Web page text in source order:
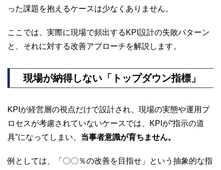
った課題を抱えるケースは少なくありません。
ここでは、実際に現場で頻出するKPI設計の失敗パターン
と、それに対する改善アプローチを解説します。
現場が納得しない「トップダウン指標」
KPIが経営層の視点だけで設計され、現場の実態や運用プ
ロセスが考慮されていないケースでは、KPIが“指示の道
具”になってしまい、 当事者意識が育ちません。
例としては、「〇〇％の改善を目指せ」という抽象的な指